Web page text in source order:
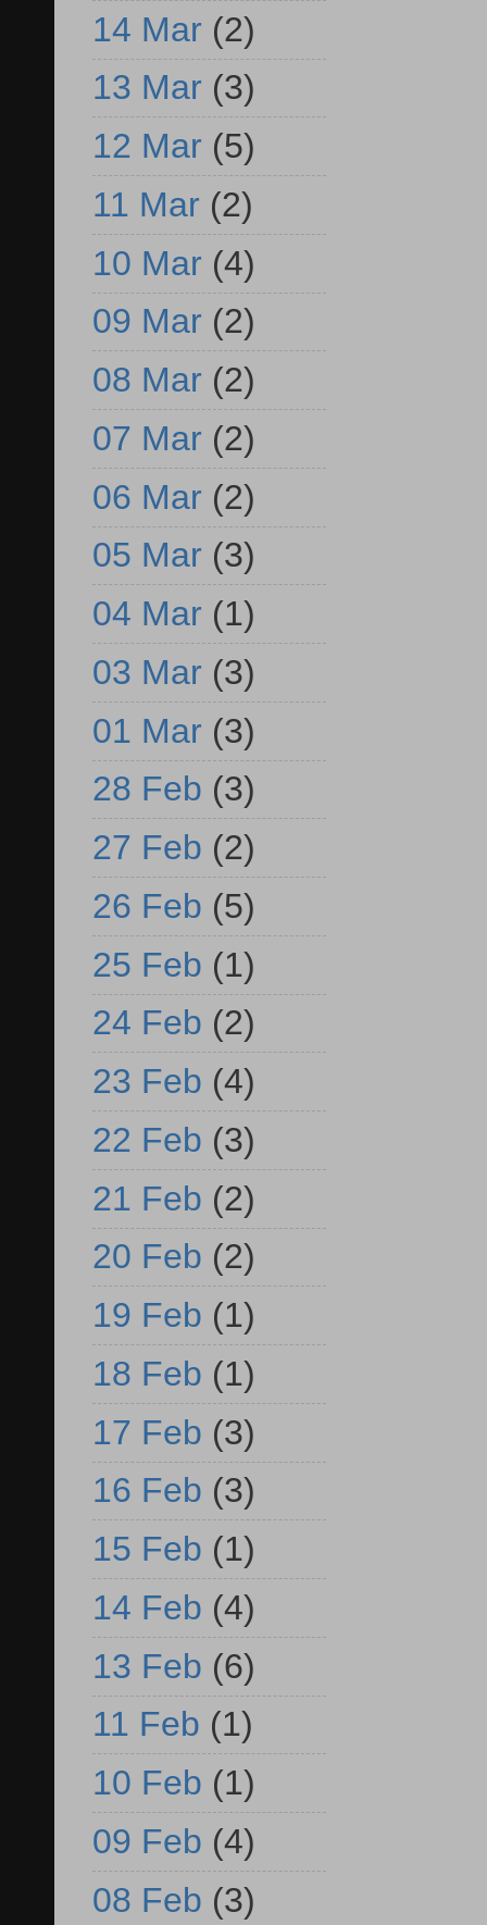
14 Mar (2)
13 Mar (3)
12 Mar (5)
11 Mar (2)
10 Mar (4)
09 Mar (2)
08 Mar (2)
07 Mar (2)
06 Mar (2)
05 Mar (3)
04 Mar (1)
03 Mar (3)
01 Mar (3)
28 Feb (3)
27 Feb (2)
26 Feb (5)
25 Feb (1)
24 Feb (2)
23 Feb (4)
22 Feb (3)
21 Feb (2)
20 Feb (2)
19 Feb (1)
18 Feb (1)
17 Feb (3)
16 Feb (3)
15 Feb (1)
14 Feb (4)
13 Feb (6)
11 Feb (1)
10 Feb (1)
09 Feb (4)
08 Feb (3)